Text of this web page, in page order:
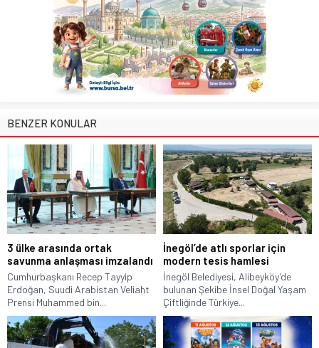
BENZER KONULAR
3 ülke arasında ortak
savunma anlaşması imzalandı
Cumhurbaşkanı Recep Tayyip
Erdoğan, Suudi Arabistan Veliaht
Prensi Muhammed bin...
İnegöl’de atlı sporlar için
modern tesis hamlesi
İnegöl Belediyesi, Alibeyköy’de
bulunan Şekibe İnsel Doğal Yaşam
Çiftliğinde Türkiye...